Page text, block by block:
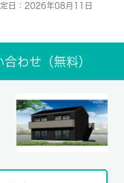
日：2026年08月11日
わせ（無料）